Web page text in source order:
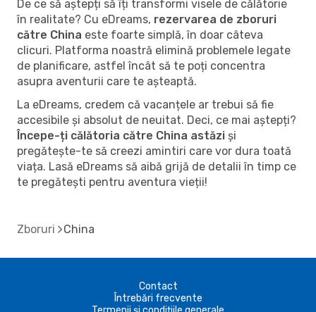
De ce să aștepți să îți transformi visele de călătorie
în realitate? Cu eDreams, rezervarea de zboruri
către China este foarte simplă, în doar câteva
clicuri. Platforma noastră elimină problemele legate
de planificare, astfel încât să te poți concentra
asupra aventurii care te așteaptă.
La eDreams, credem că vacanțele ar trebui să fie
accesibile și absolut de neuitat. Deci, ce mai aștepți?
Începe-ți călătoria către China astăzi și
pregătește-te să creezi amintiri care vor dura toată
viața. Lasă eDreams să aibă grijă de detalii în timp ce
te pregătești pentru aventura vieții!
Zboruri China
Contact
Întrebări frecvente